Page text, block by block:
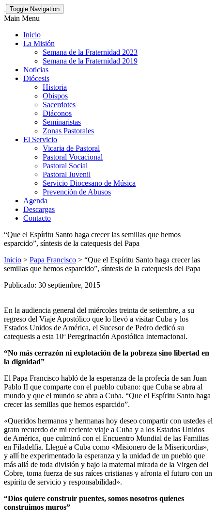
Toggle Navigation
Main Menu
Inicio
La Misión
Semana de la Fraternidad 2023
Semana de la Fraternidad 2019
Noticias
Diócesis
Historia
Obispos
Sacerdotes
Diáconos
Seminaristas
Zonas Pastorales
El Servicio
Vicaria de Pastoral
Pastoral Vocacional
Pastoral Social
Pastoral Juvenil
Servicio Diocesano de Música
Prevención de Abusos
Agenda
Descargas
Contacto
“Que el Espíritu Santo haga crecer las semillas que hemos
esparcido”, síntesis de la catequesis del Papa
Inicio > Papa Francisco > “Que el Espíritu Santo haga crecer las
semillas que hemos esparcido”, síntesis de la catequesis del Papa
Publicado: 30 septiembre, 2015
En la audiencia general del miércoles treinta de setiembre, a su
regreso del Viaje Apostólico que lo llevó a visitar Cuba y los
Estados Unidos de América, el Sucesor de Pedro dedicó su
catequesis a esta 10ª Peregrinación Apostólica Internacional.
“No más cerrazón ni explotación de la pobreza sino libertad en
la dignidad”
El Papa Francisco habló de la esperanza de la profecía de san Juan
Pablo II que comparte con el pueblo cubano: que Cuba se abra al
mundo y que el mundo se abra a Cuba. “Que el Espíritu Santo haga
crecer las semillas que hemos esparcido”.
«Queridos hermanos y hermanas hoy deseo compartir con ustedes el
grato recuerdo de mi reciente viaje a Cuba y a los Estados Unidos
de América, que culminó con el Encuentro Mundial de las Familias
en Filadelfia. Llegué a Cuba como «Misionero de la Misericordia»,
y allí he experimentado la esperanza y la unidad de un pueblo que
más allá de toda división y bajo la maternal mirada de la Virgen del
Cobre, toma fuerza de sus raíces cristianas y afronta el futuro con un
espíritu de servicio y responsabilidad».
“Dios quiere construir puentes, somos nosotros quienes
construimos muros”